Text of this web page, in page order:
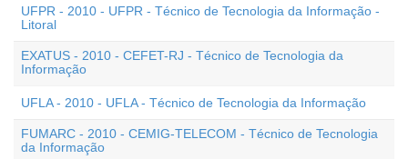
UFPR - 2010 - UFPR - Técnico de Tecnologia da Informação -
Litoral
EXATUS - 2010 - CEFET-RJ - Técnico de Tecnologia da
Informação
UFLA - 2010 - UFLA - Técnico de Tecnologia da Informação
FUMARC - 2010 - CEMIG-TELECOM - Técnico de Tecnologia
da Informação